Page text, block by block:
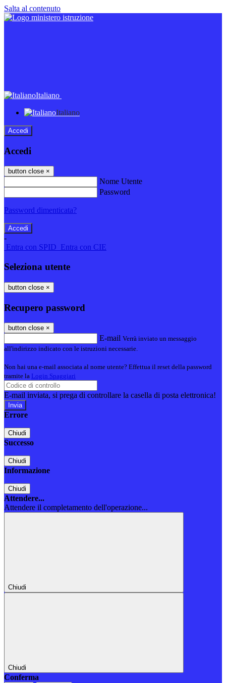
Salta al contenuto
Italiano
Italiano
Accedi
Accedi
button close ×
Nome Utente
Password
Password dimenticata?
-
Entra con SPID Entra con CIE
Seleziona utente
button close ×
Recupero password
button close ×
E-mail Verrà inviato un messaggio
all'indirizzo indicato con le istruzioni necessarie.
Non hai una e-mail associata al nome utente? Effettua il reset della password
tramite la Login Spaggiari
E-mail inviata, si prega di controllare la casella di posta elettronica!
Errore
Chiudi
Successo
Chiudi
Informazione
Chiudi
Attendere...
Attendere il completamento dell'operazione...
Chiudi
Chiudi
Conferma